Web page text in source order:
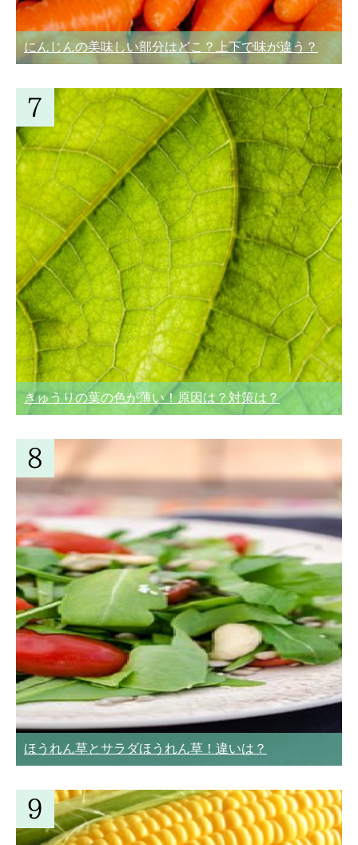
にんじんの美味しい部分はどこ？上下で味が違う？
きゅうりの葉の色が薄い！原因は？対策は？
ほうれん草とサラダほうれん草！違いは？